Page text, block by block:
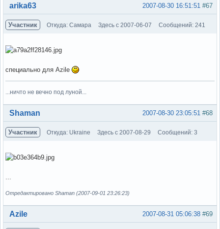
Вне форума #67
2007-08-30 16:51:51
arika63
Участник Откуда: Самара Здесь с 2007-06-07 Сообщений: 241
специально для Azile
...ничто не вечно под луной...
Вне форума #68
2007-08-30 23:05:51
Shaman
Участник Откуда: Ukraine Здесь с 2007-08-29 Сообщений: 3
...
Отредактировано Shaman (2007-09-01 23:26:23)
Вне форума #69
2007-08-31 05:06:38
Azile